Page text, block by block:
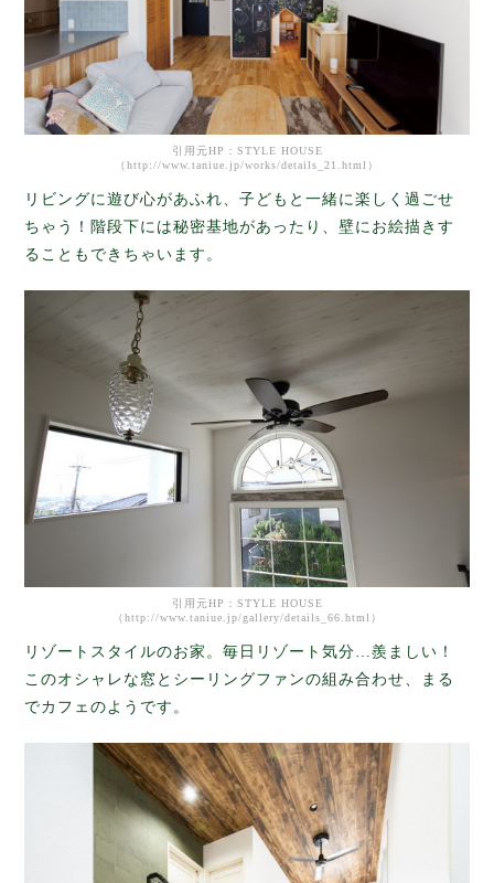
引用元HP：STYLE HOUSE
（http://www.taniue.jp/works/details_21.html）
リビングに遊び心があふれ、子どもと一緒に楽しく過ごせ
ちゃう！階段下には秘密基地があったり、壁にお絵描きす
ることもできちゃいます。
引用元HP：STYLE HOUSE
（http://www.taniue.jp/gallery/details_66.html）
リゾートスタイルのお家。毎日リゾート気分…羨ましい！
このオシャレな窓とシーリングファンの組み合わせ、まる
でカフェのようです。